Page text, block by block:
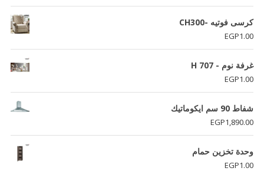
كرسى فوتيه -CH300
EGP1.00
غرفة نوم - H 707
EGP1.00
شفاط 90 سم ايكوماتيك
EGP1,890.00
وحدة تخزين حمام
EGP1.00